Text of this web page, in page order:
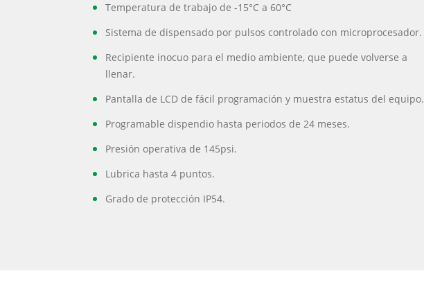
Temperatura de trabajo de -15°C a 60°C
Sistema de dispensado por pulsos controlado con microprocesador.
Recipiente inocuo para el medio ambiente, que puede volverse a
llenar.
Pantalla de LCD de fácil programación y muestra estatus del equipo.
Programable dispendio hasta periodos de 24 meses.
Presión operativa de 145psi.
Lubrica hasta 4 puntos.
Grado de protección IP54.